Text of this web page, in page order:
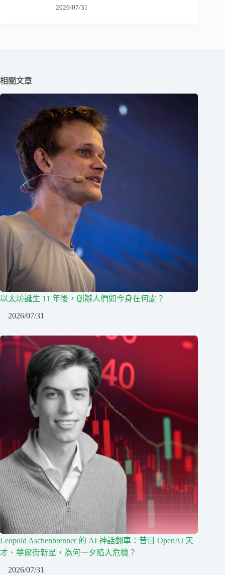
2026/07/31
相關文章
以太坊誕生 11 年後，創辦人們如今身在何處？
2026/07/31
Leopold Aschenbrenner 的 AI 神話翻車：昔日 OpenAI 天
才、華爾街新星，為何一夕陷入危機？
2026/07/31